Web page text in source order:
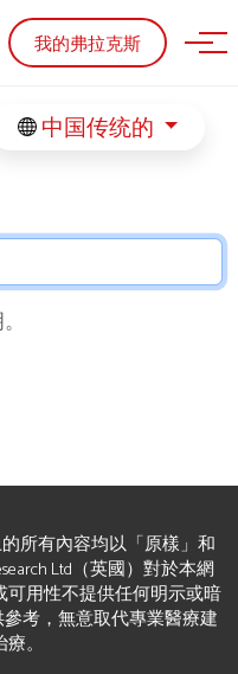
我的弗拉克斯
中国传统的
所有內容均以「原樣」和
Ltd（英國）對於本網
用性不提供任何明示或暗
考，無意取代專業醫療建
。